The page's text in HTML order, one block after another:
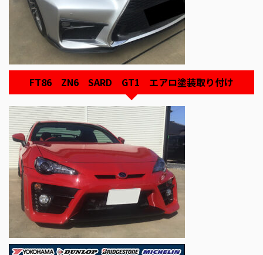
FT86 ZN6 SARD GT1 エアロ塗装取り付け